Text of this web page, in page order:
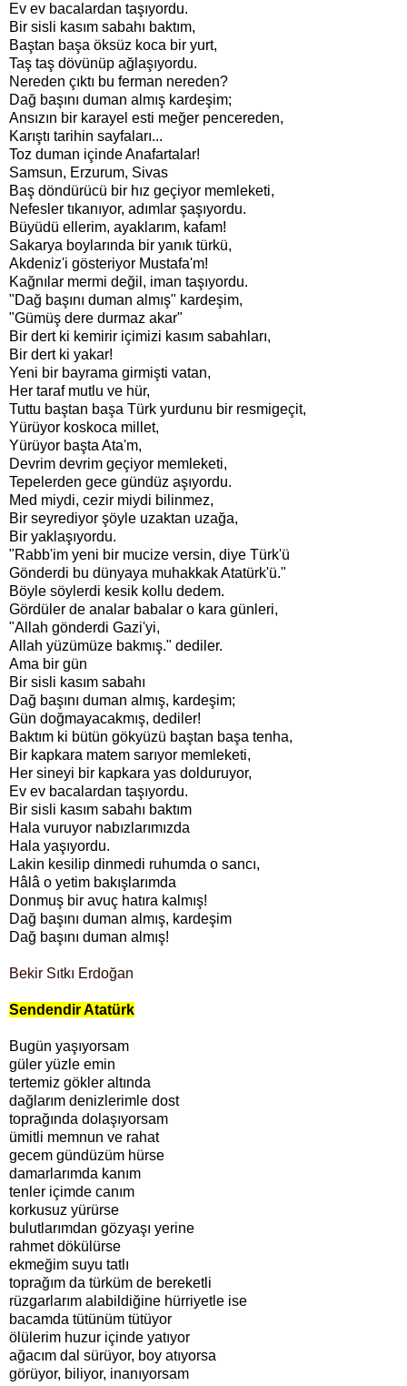
Ev ev bacalardan taşıyordu.
Bir sisli kasım sabahı baktım,
Baştan başa öksüz koca bir yurt,
Taş taş dövünüp ağlaşıyordu.
Nereden çıktı bu ferman nereden?
Dağ başını duman almış kardeşim;
Ansızın bir karayel esti meğer pencereden,
Karıştı tarihin sayfaları...
Toz duman içinde Anafartalar!
Samsun, Erzurum, Sivas
Baş döndürücü bir hız geçiyor memleketi,
Nefesler tıkanıyor, adımlar şaşıyordu.
Büyüdü ellerim, ayaklarım, kafam!
Sakarya boylarında bir yanık türkü,
Akdeniz'i gösteriyor Mustafa'm!
Kağnılar mermi değil, iman taşıyordu.
"Dağ başını duman almış" kardeşim,
"Gümüş dere durmaz akar"
Bir dert ki kemirir içimizi kasım sabahları,
Bir dert ki yakar!
Yeni bir bayrama girmişti vatan,
Her taraf mutlu ve hür,
Tuttu baştan başa Türk yurdunu bir resmigeçit,
Yürüyor koskoca millet,
Yürüyor başta Ata'm,
Devrim devrim geçiyor memleketi,
Tepelerden gece gündüz aşıyordu.
Med miydi, cezir miydi bilinmez,
Bir seyrediyor şöyle uzaktan uzağa,
Bir yaklaşıyordu.
"Rabb'im yeni bir mucize versin, diye Türk'ü
Gönderdi bu dünyaya muhakkak Atatürk'ü."
Böyle söylerdi kesik kollu dedem.
Gördüler de analar babalar o kara günleri,
"Allah gönderdi Gazi'yi,
Allah yüzümüze bakmış." dediler.
Ama bir gün
Bir sisli kasım sabahı
Dağ başını duman almış, kardeşim;
Gün doğmayacakmış, dediler!
Baktım ki bütün gökyüzü baştan başa tenha,
Bir kapkara matem sarıyor memleketi,
Her sineyi bir kapkara yas dolduruyor,
Ev ev bacalardan taşıyordu.
Bir sisli kasım sabahı baktım
Hala vuruyor nabızlarımızda
Hala yaşıyordu.
Lakin kesilip dinmedi ruhumda o sancı,
Hâlâ o yetim bakışlarımda
Donmuş bir avuç hatıra kalmış!
Dağ başını duman almış, kardeşim
Dağ başını duman almış!
Bekir Sıtkı Erdoğan
Sendendir Atatürk
Bugün yaşıyorsam
güler yüzle emin
tertemiz gökler altında
dağlarım denizlerimle dost
toprağında dolaşıyorsam
ümitli memnun ve rahat
gecem gündüzüm hürse
damarlarımda kanım
tenler içimde canım
korkusuz yürürse
bulutlarımdan gözyaşı yerine
rahmet dökülürse
ekmeğim suyu tatlı
toprağım da türküm de bereketli
rüzgarlarım alabildiğine hürriyetle ise
bacamda tütünüm tütüyor
ölülerim huzur içinde yatıyor
ağacım dal sürüyor, boy atıyorsa
görüyor, biliyor, inanıyorsam